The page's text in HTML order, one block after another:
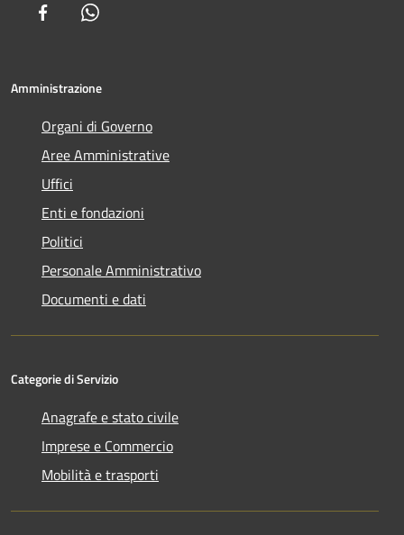
Facebook
Amministrazione
Organi di Governo
Aree Amministrative
Uffici
Enti e fondazioni
Politici
Personale Amministrativo
Documenti e dati
Categorie di Servizio
Anagrafe e stato civile
Imprese e Commercio
Mobilità e trasporti